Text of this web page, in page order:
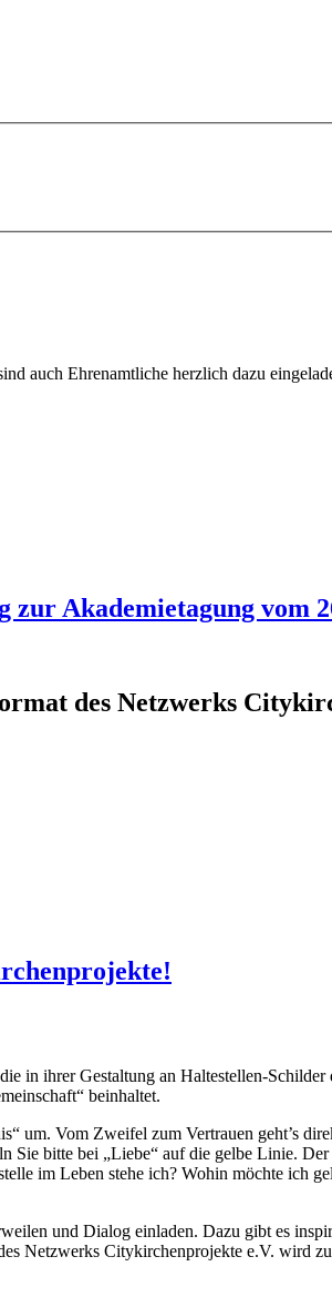
auch Ehrenamtliche herzlich dazu
zur Akademietagung vom
des Netzwerks
in ihrer Gestaltung an Haltestellen-
beinhaltet.
um. Vom Zweifel zum Vertrauen geht’s
bitte bei „Liebe“ auf die gelbe Linie.
im Leben stehe ich? Wohin möchte ich
und Dialog einladen. Dazu gibt es
Netzwerks Citykirchenprojekte e.V. wird